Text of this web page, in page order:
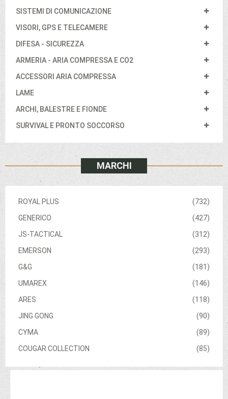
SISTEMI DI COMUNICAZIONE
VISORI, GPS E TELECAMERE
DIFESA - SICUREZZA
ARMERIA - ARIA COMPRESSA E CO2
ACCESSORI ARIA COMPRESSA
LAME
ARCHI, BALESTRE E FIONDE
SURVIVAL E PRONTO SOCCORSO
MARCHI
(732)
ROYAL PLUS
(427)
GENERICO
(312)
JS-TACTICAL
(293)
EMERSON
(181)
G&G
(146)
UMAREX
(118)
ARES
(90)
JING GONG
(89)
CYMA
(85)
COUGAR COLLECTION